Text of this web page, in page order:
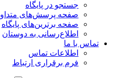
جستجو در پایگاه
صفحه پرسش‌های متداول
صفحه برترین‌های پایگاه
اطلاع‌رسانی به دوستان
تماس با ما
اطلاعات تماس
فرم برقراری ارتباط